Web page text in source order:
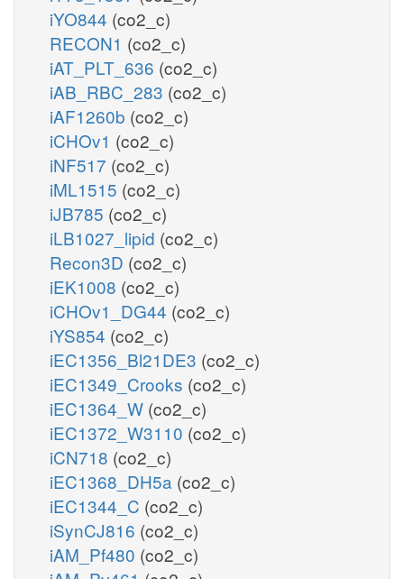
iYO844 (co2_c)
RECON1 (co2_c)
iAT_PLT_636 (co2_c)
iAB_RBC_283 (co2_c)
iAF1260b (co2_c)
iCHOv1 (co2_c)
iNF517 (co2_c)
iML1515 (co2_c)
iJB785 (co2_c)
iLB1027_lipid (co2_c)
Recon3D (co2_c)
iEK1008 (co2_c)
iCHOv1_DG44 (co2_c)
iYS854 (co2_c)
iEC1356_Bl21DE3 (co2_c)
iEC1349_Crooks (co2_c)
iEC1364_W (co2_c)
iEC1372_W3110 (co2_c)
iCN718 (co2_c)
iEC1368_DH5a (co2_c)
iEC1344_C (co2_c)
iSynCJ816 (co2_c)
iAM_Pf480 (co2_c)